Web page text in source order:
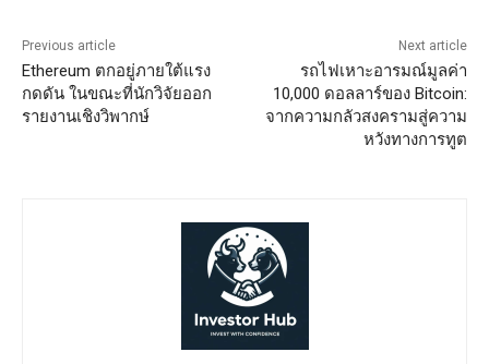
Previous article
Ethereum ตกอยู่ภายใต้แรง
กดดัน ในขณะที่นักวิจัยออก
รายงานเชิงวิพากษ์
Next article
รถไฟเหาะอารมณ์มูลค่า
10,000 ดอลลาร์ของ Bitcoin:
จากความกลัวสงครามสู่ความ
หวังทางการทูต